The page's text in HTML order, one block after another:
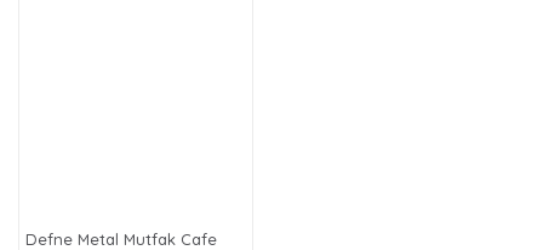
Defne Metal Mutfak Cafe